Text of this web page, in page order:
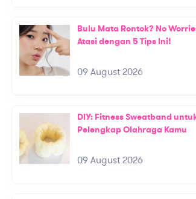
Bulu Mata Rontok? No
Atasi dengan 5 Tips Ini!
09 August 2026
DIY: Fitness Sweatband
Pelengkap Olahraga Kamu
09 August 2026